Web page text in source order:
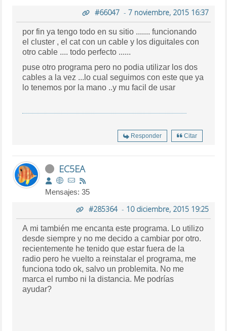
#66047- 7 noviembre, 2015 16:37
por fin ya tengo todo en su sitio ....... funcionando
el cluster , el cat con un cable y los diguitales con
otro cable .... todo perfecto ......
puse otro programa pero no podia utilizar los dos
cables a la vez ...lo cual seguimos con este que ya
lo tenemos por la mano ..y mu facil de usar
Responder Citar
EC5EA
Mensajes: 35
#285364- 10 diciembre, 2015 19:25
A mi también me encanta este programa. Lo utilizo
desde siempre y no me decido a cambiar por otro.
recientemente he tenido que estar fuera de la
radio pero he vuelto a reinstalar el programa, me
funciona todo ok, salvo un problemita. No me
marca el rumbo ni la distancia. Me podrías
ayudar?